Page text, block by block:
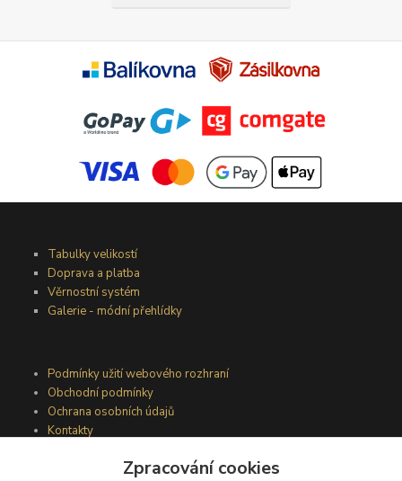
Tabulky velikostí
Doprava a platba
Věrnostní systém
Galerie - módní přehlídky
Podmínky užití webového rozhraní
Obchodní podmínky
Ochrana osobních údajů
Kontakty
Zpracování cookies